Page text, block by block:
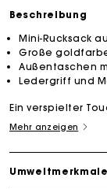
Beschreibung
Mini-Rucksack
Große
Außentaschen
Ledergriff und
Ein verspielter
Mehr anzeigen
Umweltmerkmale